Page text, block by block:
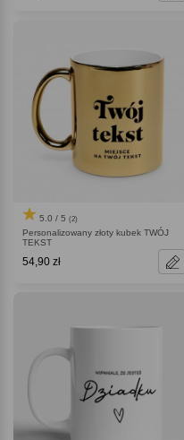
5.0 / 5 (2)
Personalizowany złoty kubek TWÓJ
TEKST
54,90 zł